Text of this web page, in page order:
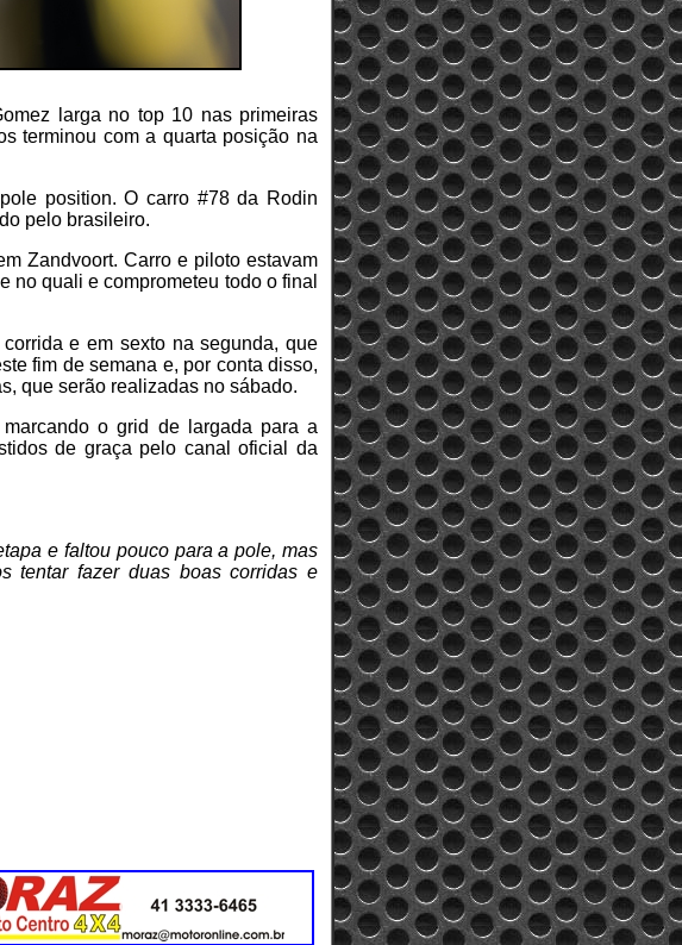
larga no top 10 nas primeiras
terminou com a quarta posição na
position. O carro #78 da Rodin
pelo brasileiro.
Zandvoort. Carro e piloto estavam
no quali e comprometeu todo o final
e em sexto na segunda, que
fim de semana e, por conta disso,
que serão realizadas no sábado.
o grid de largada para a
de graça pelo canal oficial da
e faltou pouco para a pole, mas
tentar fazer duas boas corridas e